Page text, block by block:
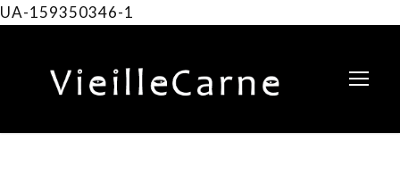
UA-159350346-1